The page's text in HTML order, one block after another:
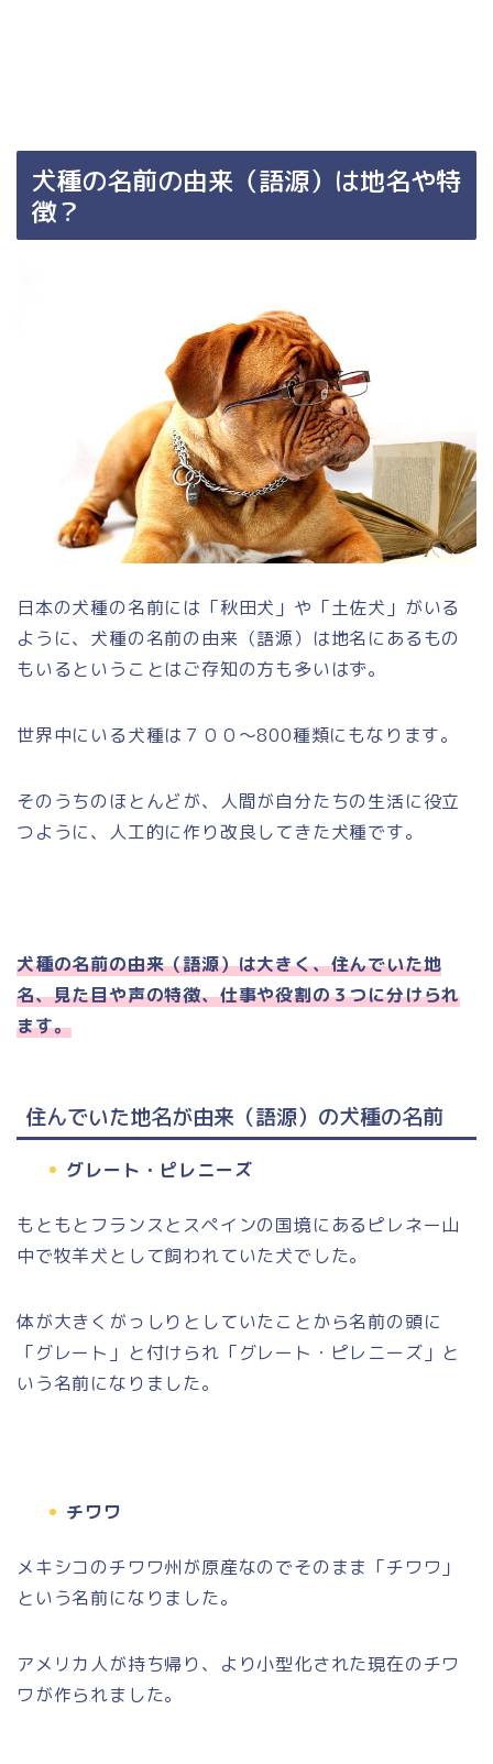
犬種の名前の由来（語源）は地名や特
徴？
日本の犬種の名前には「秋田犬」や「土佐犬」がいる
ように、犬種の名前の由来（語源）は地名にあるもの
もいるということはご存知の方も多いはず。
世界中にいる犬種は７００～800種類にもなります。
そのうちのほとんどが、人間が自分たちの生活に役立
つように、人工的に作り改良してきた犬種です。
犬種の名前の由来（語源）は大きく、住んでいた地
名、見た目や声の特徴、仕事や役割の３つに分けられ
ます。
住んでいた地名が由来（語源）の犬種の名前
グレート・ピレニーズ
もともとフランスとスペインの国境にあるピレネー山
中で牧羊犬として飼われていた犬でした。
体が大きくがっしりとしていたことから名前の頭に
「グレート」と付けられ「グレート・ピレニーズ」と
いう名前になりました。
チワワ
メキシコのチワワ州が原産なのでそのまま「チワワ」
という名前になりました。
アメリカ人が持ち帰り、より小型化された現在のチワ
ワが作られました。